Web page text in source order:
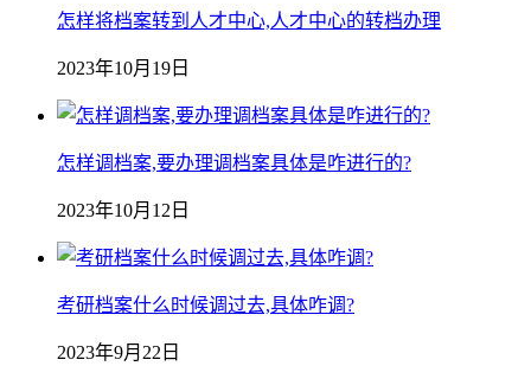
怎样将档案转到人才中心,人才中心的转档办理
2023年10月19日
怎样调档案,要办理调档案具体是咋进行的?
2023年10月12日
考研档案什么时候调过去,具体咋调?
2023年9月22日